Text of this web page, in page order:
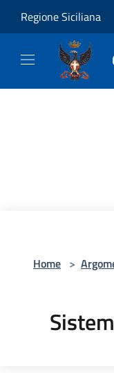
Regione Siciliana
Home >